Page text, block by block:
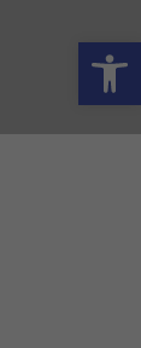
Obre la barra d'eines